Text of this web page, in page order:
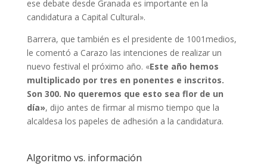
ese debate desde Granada es importante en la
candidatura a Capital Cultural».
Barrera, que también es el presidente de 1001medios,
le comentó a Carazo las intenciones de realizar un
nuevo festival el próximo año. «Este año hemos
multiplicado por tres en ponentes e inscritos.
Son 300. No queremos que esto sea flor de un
día», dijo antes de firmar al mismo tiempo que la
alcaldesa los papeles de adhesión a la candidatura.
Algoritmo vs. información